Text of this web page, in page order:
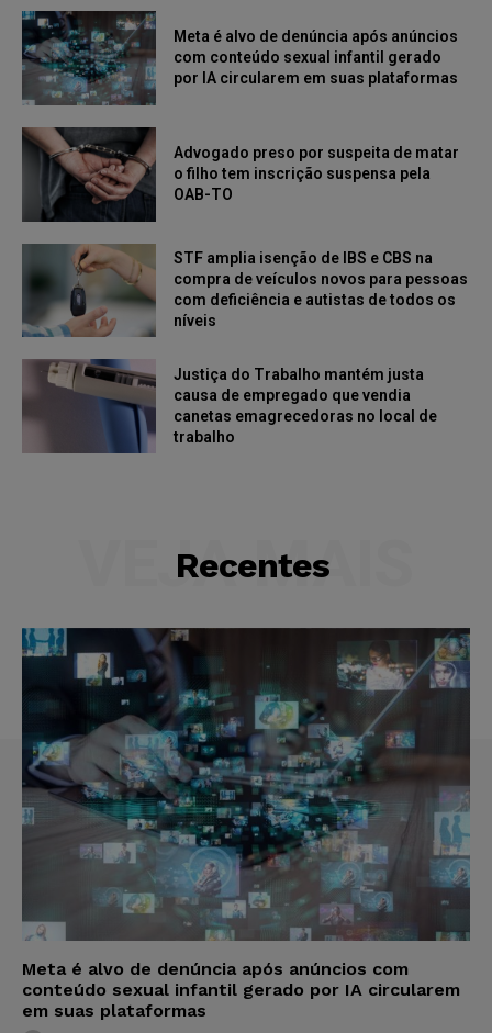
Meta é alvo de denúncia após anúncios
com conteúdo sexual infantil gerado
por IA circularem em suas plataformas
Advogado preso por suspeita de matar
o filho tem inscrição suspensa pela
OAB-TO
STF amplia isenção de IBS e CBS na
compra de veículos novos para pessoas
com deficiência e autistas de todos os
níveis
Justiça do Trabalho mantém justa
causa de empregado que vendia
canetas emagrecedoras no local de
trabalho
Recentes
VEJA MAIS
Meta é alvo de denúncia após anúncios com
conteúdo sexual infantil gerado por IA circularem
em suas plataformas